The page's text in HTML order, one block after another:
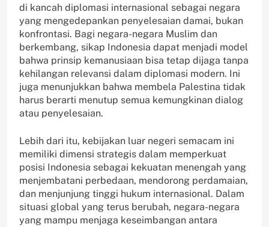
di kancah diplomasi internasional sebagai negara
yang mengedepankan penyelesaian damai, bukan
konfrontasi. Bagi negara-negara Muslim dan
berkembang, sikap Indonesia dapat menjadi model
bahwa prinsip kemanusiaan bisa tetap dijaga tanpa
kehilangan relevansi dalam diplomasi modern. Ini
juga menunjukkan bahwa membela Palestina tidak
harus berarti menutup semua kemungkinan dialog
atau penyelesaian.
Lebih dari itu, kebijakan luar negeri semacam ini
memiliki dimensi strategis dalam memperkuat
posisi Indonesia sebagai kekuatan menengah yang
menjembatani perbedaan, mendorong perdamaian,
dan menjunjung tinggi hukum internasional. Dalam
situasi global yang terus berubah, negara-negara
yang mampu menjaga keseimbangan antara